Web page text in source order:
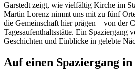
Garstedt zeigt, wie vielfältig Kirche im
Martin Lorenz nimmt uns mit zu fünf
die Gemeinschaft hier prägen – von der
Tagesaufenthaltsstätte. Ein Spaziergang
Geschichten und Einblicke in gelebte
Auf einen Spaziergang